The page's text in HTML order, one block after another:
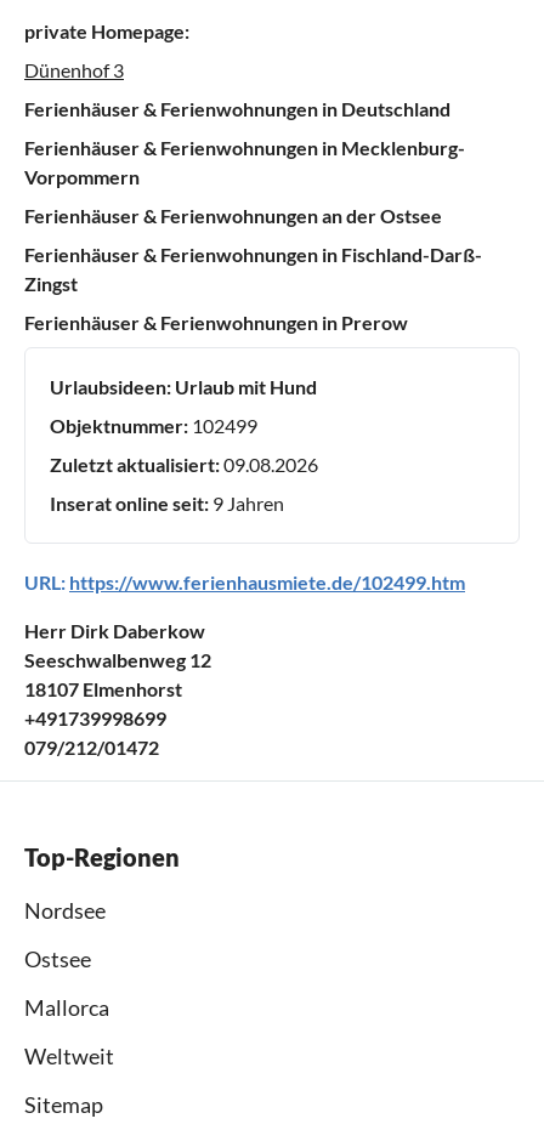
private Homepage:
Dünenhof 3
Ferienhäuser & Ferienwohnungen in Deutschland
Ferienhäuser & Ferienwohnungen in Mecklenburg-
Vorpommern
Ferienhäuser & Ferienwohnungen an der Ostsee
Ferienhäuser & Ferienwohnungen in Fischland-Darß-
Zingst
Ferienhäuser & Ferienwohnungen in Prerow
Urlaubsideen: Urlaub mit Hund
Objektnummer: 102499
Zuletzt aktualisiert:09.08.2026
Inserat online seit: 9 Jahren
URL: https://www.ferienhausmiete.de/102499.htm
Herr Dirk Daberkow
Seeschwalbenweg 12
18107 Elmenhorst
+491739998699
079/212/01472
Top-Regionen
Nordsee
Ostsee
Mallorca
Weltweit
Sitemap